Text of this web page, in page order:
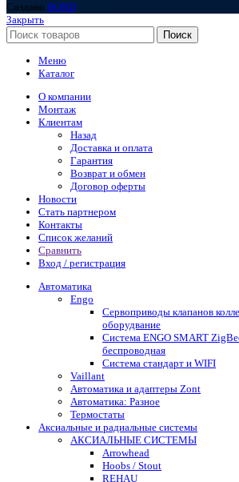
Создано BOND
Закрыть
Поиск
Меню
Каталог
О компании
Монтаж
Клиентам
Назад
Доставка и оплата
Гарантия
Возврат и обмен
Договор оферты
Новости
Стать партнером
Контакты
Список желаний
Сравнить
Вход / регистрация
Автоматика
Engo
Сервоприводы клапанов
оборудвание
Система ENGO SMART
беспроводная
Система стандарт и WIFI
Vaillant
Автоматика и адаптеры Zont
Автоматика: Разное
Термостаты
Аксиальные и радиальные системы
АКСИАЛЬНЫЕ СИСТЕМЫ
Arrowhead
Hoobs / Stout
REHAU